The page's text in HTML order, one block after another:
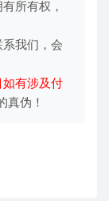
所有权，
我们，会
如有涉及付
真伪！